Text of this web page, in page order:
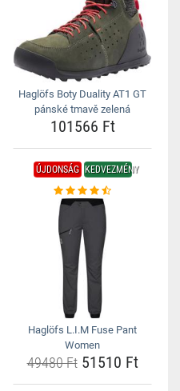
Haglöfs Boty Duality AT1 GT
pánské tmavě zelená
101566 Ft
ÚJDONSÁG KEDVEZMÉNY
Haglöfs L.I.M Fuse Pant
Women
49480 Ft51510 Ft